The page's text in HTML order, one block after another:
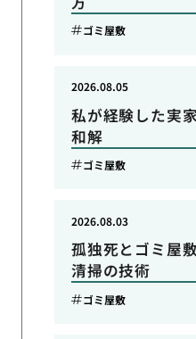
ゴミ屋敷
私が経験した実
和解
2026.08.05
ゴミ屋敷
孤独死とゴミ屋
清掃の技術
2026.08.03
ゴミ屋敷